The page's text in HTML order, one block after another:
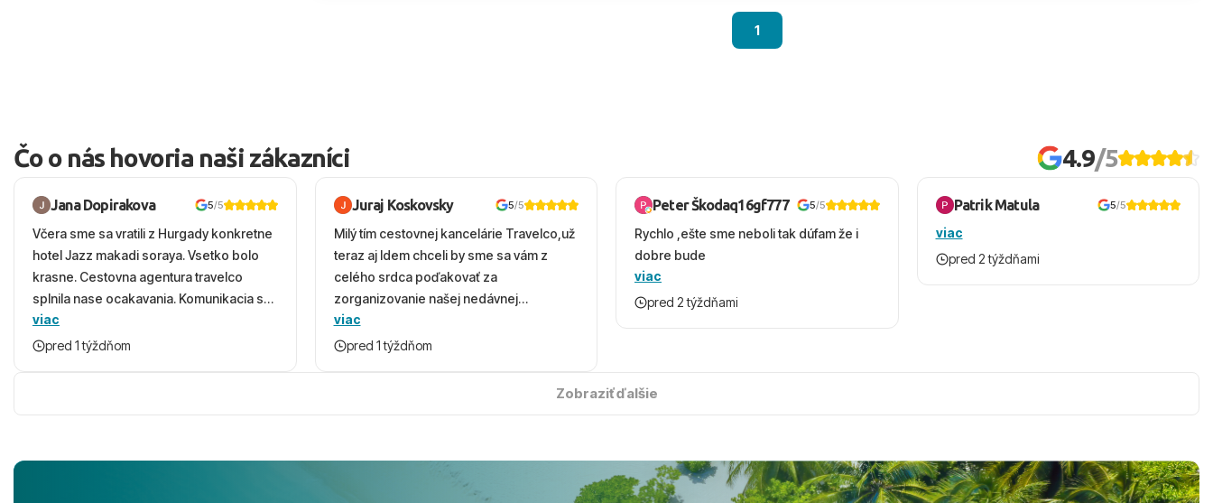
1
Čo o nás hovoria naši zákazníci 4.9/5
Jana Dopirakova 5/5
Včera sme sa vratili z Hurgady konkretne
hotel Jazz makadi soraya. Vsetko bolo
krasne. Cestovna agentura travelco
splnila nase ocakavania. Komunikacia s
panom Michalinom uzasna a napomocna.
Vsetko vysvetlil aj vo vecernych hodinach
viac
pred 1 týždňom
Juraj Koskovsky 5/5
Milý tím cestovnej kancelárie Travelco,už
teraz aj Idem chceli by sme sa vám z
celého srdca poďakovať za
zorganizovanie našej nedávnej
dovolenky v Turecku. Vďaka vám sme
prežili nádherný čas, na ktorý budeme
čierneho! ​Čo nás dostalo najviac: ​Skvelé
viac
pred 1 týždňom
Peter Škodaq16gf777 5/5
Rychlo ,ešte sme neboli tak dúfam že i
dobre bude
viac
pred 2 týždňami
Patrik Matula 5/5
viac
pred 2 týždňami
Zobraziť ďalšie